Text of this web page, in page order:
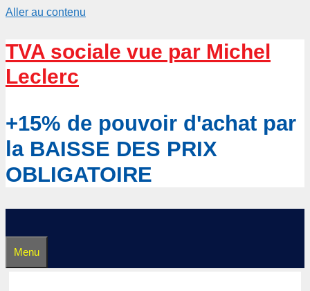
Aller au contenu
TVA sociale vue par Michel
Leclerc
+15% de pouvoir d'achat par
la BAISSE DES PRIX
OBLIGATOIRE
Menu